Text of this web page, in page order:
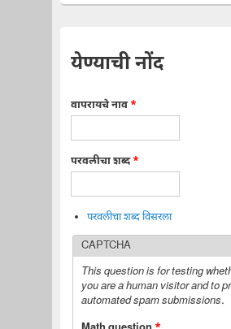
येण्याची नोंद
वापरायचे नाव *
परवलीचा शब्द*
परवलीचा शब्द विसरला
CAPTCHA
This question is for testing
you are a human visitor and to
automated spam submissions.